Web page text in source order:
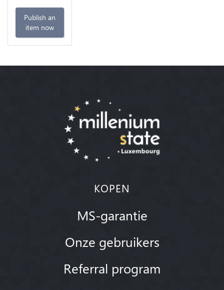
Publish an
item now
KOPEN
MS-garantie
Onze gebruikers
Referral program